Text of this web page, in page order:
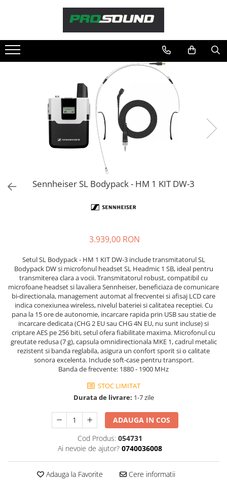
Sonorizare / PA
Adresare publica 100V
Amplificatoare Audio
Ecrane de difuzie
Mixere audio
Pickup-uri, platane & accesorii
Playere si Recordere
Microfoane
Accesorii de microfoane
Capsule de microfon
Case-uri de microfoane
Microfoane de broadcast
Microfoane de instrumente
Microfoane de masurare si
calibrare
Microfoane de studio
Microfoane de Suprafata
Microfoane de voce si live
Microfoane podcast, USB, iOS /
Microfoane pt Camere Video
Microfoane pt instalatii si
conferinta
Sennheiser SL Bodypack - HM 1 KIT DW-3
3.939,00 RON
Setul SL Bodypack - HM 1 KIT DW-3 include transmitatorul SL
Bodypack DW si microfonul headset SL Headmic 1 SB, ideal pentru
transmiterea clara a vocii. Transmitatorul robust, compatibil cu
microfoane headset si lavaliera Sennheiser, beneficiaza de comunicare
bi-directionala, management automat al frecventei si afisaj LCD care
indica conexiunea wireless, nivelul bateriei si calitatea receptiei. Cu
pana la 15 ore de autonomie, incarcare rapida prin USB sau statie de
incarcare dedicata (CHG 2 EU sau CHG 4N EU, nu sunt incluse) si
criptare AES pe 256 biti, setul ofera fiabilitate maxima. Microfonul cu
greutate redusa (7 g), capsula omnidirectionala MKE 1, cadrul metalic
rezistent si banda reglabila, asigura un confort sporit si o calitate
sonora excelenta. Include soft-case pentru transport.
Banda de frecvente: 1880 - 1900 MHz
STOC LIMITAT
Durata de livrare: 1-7 zile
ADAUGA IN COS
Cod Produs: 054731
Ai nevoie de ajutor? 0740036008
Adauga la Favorite Cere informatii